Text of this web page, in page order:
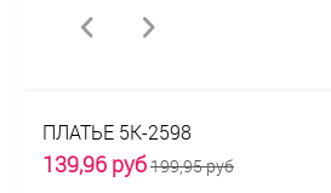
ПЛАТЬЕ 5К-2598
139,96 руб199,95 руб